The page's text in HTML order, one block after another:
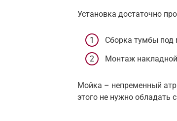
Установка достаточно
Сборка тумбы под
Монтаж
Мойка – непременный
этого не нужно